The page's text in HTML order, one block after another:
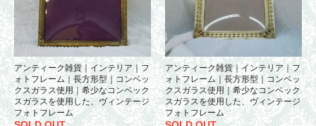
アンティーク雑貨｜インテリア｜フ
ォトフレーム｜長方形型｜コンベッ
クスガラス使用｜希少なコンベック
スガラスを使用した、ヴィンテージ
フォトフレーム
アンティーク雑貨｜インテリア｜フ
ォトフレーム｜長方形型｜コンベッ
クスガラス使用｜希少なコンベック
スガラスを使用した、ヴィンテージ
フォトフレーム